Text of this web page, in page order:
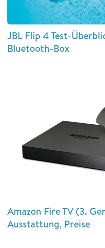
JBL Flip 4 Test-
Bluetooth-Box
Amazon Fire TV (3.
Ausstattung, Preise